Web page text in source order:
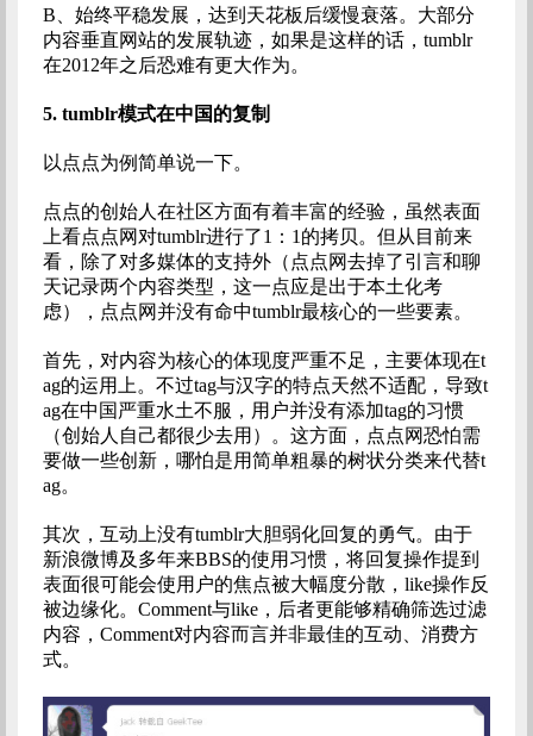
B、始终平稳发展，达到天花板后缓慢衰落。大部分
内容垂直网站的发展轨迹，如果是这样的话，tumblr
在2012年之后恐难有更大作为。
5. tumblr模式在中国的复制
以点点为例简单说一下。
点点的创始人在社区方面有着丰富的经验，虽然表面
上看点点网对tumblr进行了1：1的拷贝。但从目前来
看，除了对多媒体的支持外（点点网去掉了引言和聊
天记录两个内容类型，这一点应是出于本土化考
虑），点点网并没有命中tumblr最核心的一些要素。
首先，对内容为核心的体现度严重不足，主要体现在t
ag的运用上。不过tag与汉字的特点天然不适配，导致t
ag在中国严重水土不服，用户并没有添加tag的习惯
（创始人自己都很少去用）。这方面，点点网恐怕需
要做一些创新，哪怕是用简单粗暴的树状分类来代替t
ag。
其次，互动上没有tumblr大胆弱化回复的勇气。由于
新浪微博及多年来BBS的使用习惯，将回复操作提到
表面很可能会使用户的焦点被大幅度分散，like操作反
被边缘化。Comment与like，后者更能够精确筛选过滤
内容，Comment对内容而言并非最佳的互动、消费方
式。